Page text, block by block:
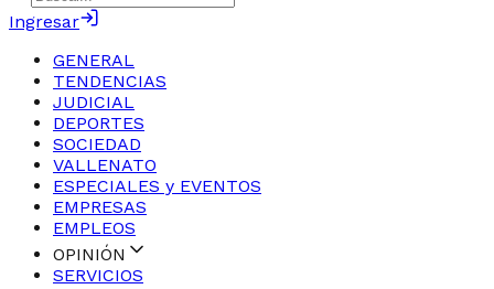
Ingresar
GENERAL
TENDENCIAS
JUDICIAL
DEPORTES
SOCIEDAD
VALLENATO
ESPECIALES y EVENTOS
EMPRESAS
EMPLEOS
OPINIÓN
SERVICIOS